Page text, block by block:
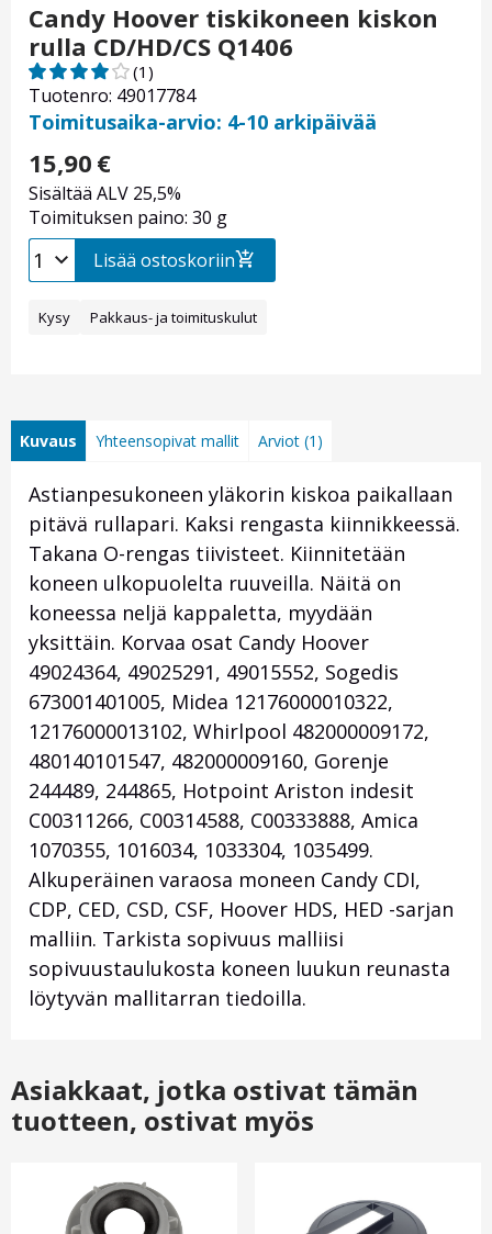
Candy Hoover tiskikoneen kiskon
rulla CD/HD/CS Q1406
Tuotenro: 49017784
(1)
Toimitusaika-arvio: 4-10 arkipäivää
15,90 €
Sisältää ALV 25,5%
Toimituksen paino: 30 g
Lisää ostoskoriin
Kysy Pakkaus- ja toimituskulut
Kuvaus Yhteensopivat mallit Arviot (1)
Astianpesukoneen yläkorin kiskoa paikallaan
pitävä rullapari. Kaksi rengasta kiinnikkeessä.
Takana O-rengas tiivisteet. Kiinnitetään
koneen ulkopuolelta ruuveilla. Näitä on
koneessa neljä kappaletta, myydään
yksittäin. Korvaa osat Candy Hoover
49024364, 49025291, 49015552, Sogedis
673001401005, Midea 12176000010322,
12176000013102, Whirlpool 482000009172,
480140101547, 482000009160, Gorenje
244489, 244865, Hotpoint Ariston indesit
C00311266, C00314588, C00333888, Amica
1070355, 1016034, 1033304, 1035499.
Alkuperäinen varaosa moneen Candy CDI,
CDP, CED, CSD, CSF, Hoover HDS, HED -sarjan
malliin. Tarkista sopivuus malliisi
sopivuustaulukosta koneen luukun reunasta
löytyvän mallitarran tiedoilla.
Asiakkaat, jotka ostivat tämän
tuotteen, ostivat myös